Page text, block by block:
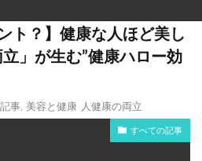
ト？】健康な人ほど美し
」が生む”健康ハロー効
事, 美容と健康 人健康の両立
すべての記事